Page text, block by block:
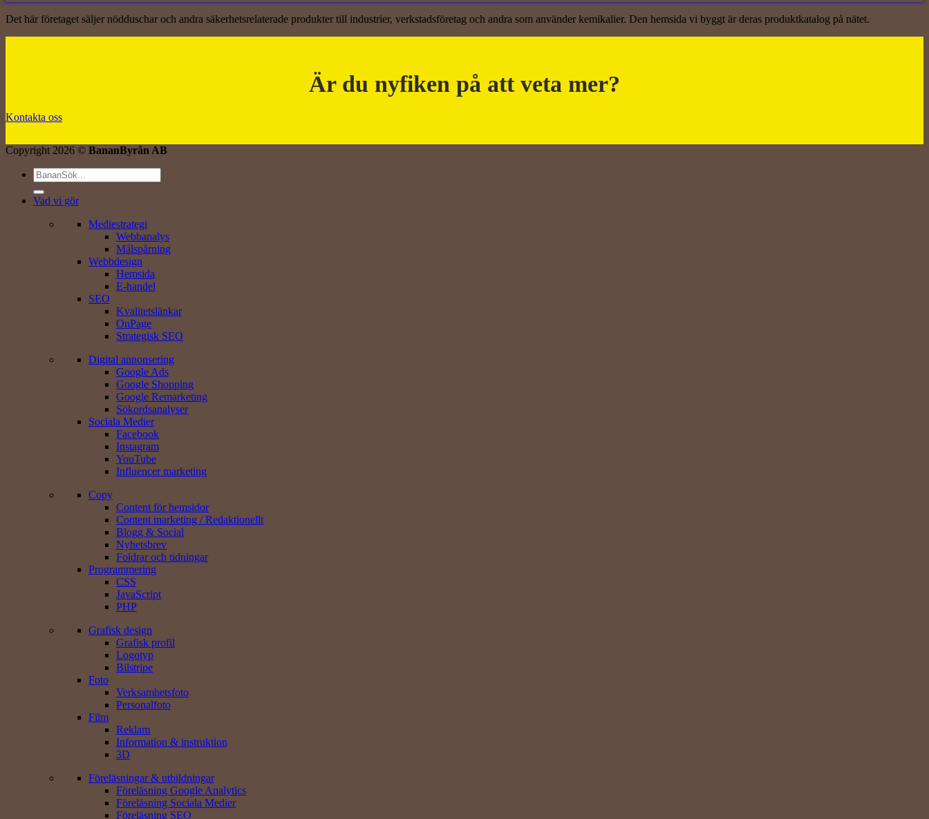
Det här företaget säljer nödduschar och andra säkerhetsrelaterade produkter till industrier, verkstadsföretag och andra som använder kemikalier. Den hemsida vi byggt är deras produktkatalog på nätet.
Är du nyfiken på att veta mer?
Kontakta oss
Copyright 2026 © BananByrån AB
Vad vi gör
Mediestrategi
Webbanalys
Målspårning
Webbdesign
Hemsida
E-handel
SEO
Kvalitetslänkar
OnPage
Strategisk SEO
Digital annonsering
Google Ads
Google Shopping
Google Remarketing
Sökords­analyser
Sociala Medier
Facebook
Instagram
YouTube
Influencer marketing
Copy
Content för hemsidor
Content marketing / Redaktionellt
Blogg & Social
Nyhetsbrev
Foldrar och tidningar
Programmering
CSS
JavaScript
PHP
Grafisk design
Grafisk profil
Logotyp
Bilstripe
Foto
Verksamhets­foto
Personal­foto
Film
Reklam
Information & instruktion
3D
Föreläsningar & utbildningar
Föreläsning Google Analytics
Föreläsning Sociala Medier
Föreläsning SEO